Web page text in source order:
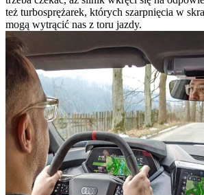
też turbosprężarek, których szarpnięcia w
mogą wytrącić nas z toru jazdy.